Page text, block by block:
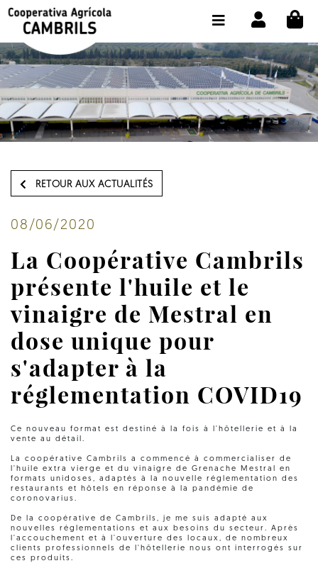
RETOUR AUX ACTUALITÉS
08/06/2020
La Coopérative Cambrils
présente l'huile et le
vinaigre de Mestral en
dose unique pour
s'adapter à la
réglementation COVID19
Ce nouveau format est destiné à la fois à l'hôtellerie et à la
vente au détail.
La coopérative Cambrils a commencé à commercialiser de
l'huile extra vierge et du vinaigre de Grenache Mestral en
formats unidoses, adaptés à la nouvelle réglementation des
restaurants et hôtels en réponse à la pandémie de
coronovarius.
De la coopérative de Cambrils, je me suis adapté aux
nouvelles réglementations et aux besoins du secteur. Après
l'accouchement et à l'ouverture des locaux, de nombreux
clients professionnels de l'hôtellerie nous ont interrogés sur
ces produits.
BOUTIQUE ACHETER EN LIGNE
LA COOPÉRATIVE
OLEOTOUR
PRODUITS
NOTRE HUILE
CHOISIR LA LANGUE: FR